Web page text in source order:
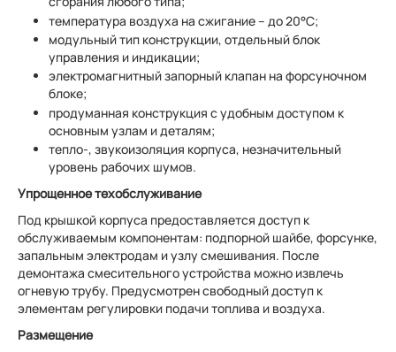
температура воздуха на сжигание – до 20°C;
модульный тип конструкции, отдельный блок
управления и индикации;
электромагнитный запорный клапан на форсуночном
блоке;
продуманная конструкция с удобным доступом к
основным узлам и деталям;
тепло-, звукоизоляция корпуса, незначительный
уровень рабочих шумов.
Упрощенное техобслуживание
Под крышкой корпуса предоставляется доступ к
обслуживаемым компонентам: подпорной шайбе, форсунке,
запальным электродам и узлу смешивания. После
демонтажа смесительного устройства можно извлечь
огневую трубу. Предусмотрен свободный доступ к
элементам регулировки подачи топлива и воздуха.
Размещение